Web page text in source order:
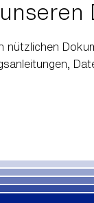
nützlichen